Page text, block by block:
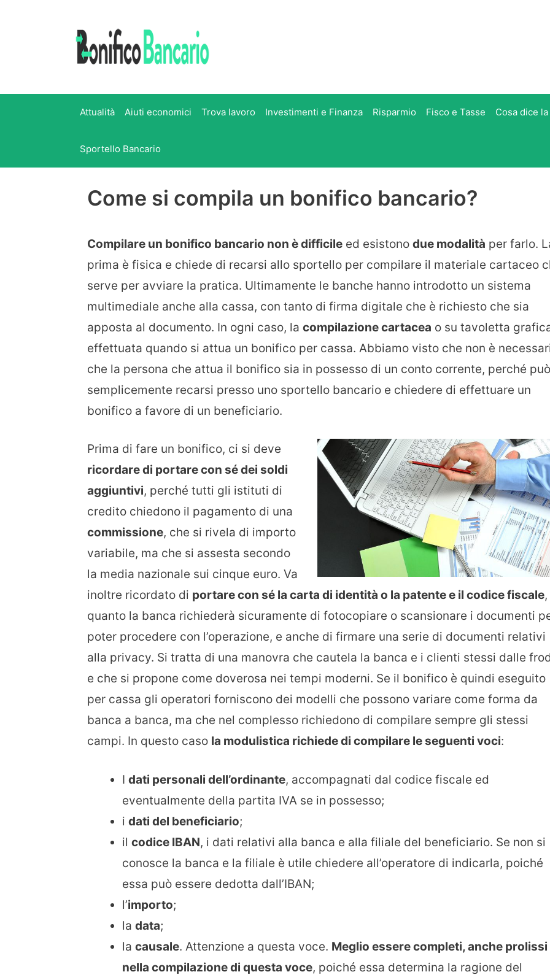
Attualità Aiuti economici Trova lavoro Investimenti e Finanza Risparmio Fisco e Tasse Cosa dice
Sportello Bancario
Come si compila un bonifico bancario?
Compilare un bonifico bancario non è difficile ed esistono due modalità per farlo.
prima è fisica e chiede di recarsi allo sportello per compilare il materiale cartaceo
serve per avviare la pratica. Ultimamente le banche hanno introdotto un sistema
multimediale anche alla cassa, con tanto di firma digitale che è richiesto che sia
apposta al documento. In ogni caso, la compilazione cartacea o su tavoletta
effettuata quando si attua un bonifico per cassa. Abbiamo visto che non è
che la persona che attua il bonifico sia in possesso di un conto corrente, perché può
semplicemente recarsi presso uno sportello bancario e chiedere di effettuare un
bonifico a favore di un beneficiario.
Prima di fare un bonifico, ci si deve
ricordare di portare con sé dei soldi
aggiuntivi, perché tutti gli istituti di
credito chiedono il pagamento di una
commissione, che si rivela di importo
variabile, ma che si assesta secondo
la media nazionale sui cinque euro. Va
inoltre ricordato di portare con sé la carta di identità o la patente e il codice fiscale
quanto la banca richiederà sicuramente di fotocopiare o scansionare i documenti
poter procedere con l’operazione, e anche di firmare una serie di documenti relativi
alla privacy. Si tratta di una manovra che cautela la banca e i clienti stessi dalle
e che si propone come doverosa nei tempi moderni. Se il bonifico è quindi eseguito
per cassa gli operatori forniscono dei modelli che possono variare come forma da
banca a banca, ma che nel complesso richiedono di compilare sempre gli stessi
campi. In questo caso la modulistica richiede di compilare le seguenti voci:
I dati personali dell’ordinante, accompagnati dal codice fiscale ed
eventualmente della partita IVA se in possesso;
i dati del beneficiario;
il codice IBAN, i dati relativi alla banca e alla filiale del beneficiario. Se non si
conosce la banca e la filiale è utile chiedere all’operatore di indicarla, poiché
essa può essere dedotta dall’IBAN;
l’importo;
la data;
la causale. Attenzione a questa voce. Meglio essere completi, anche prolissi
nella compilazione di questa voce, poiché essa determina la ragione del